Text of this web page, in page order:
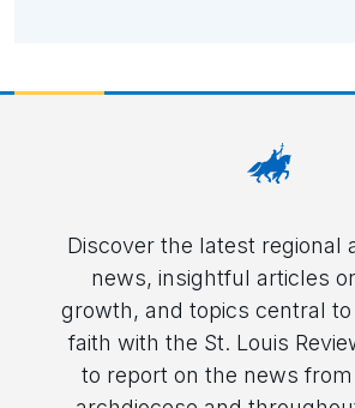
Discover the latest regional
news, insightful articles
growth, and topics central
faith with the St. Louis
to report on the news